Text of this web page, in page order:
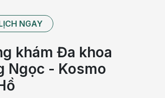
NGAY
khám Đa khoa
Ngọc - Kosmo